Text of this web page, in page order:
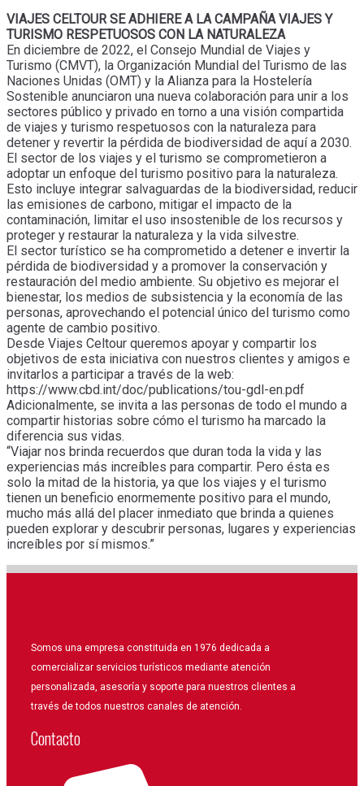
VIAJES CELTOUR SE ADHIERE A LA CAMPAÑA VIAJES Y
TURISMO RESPETUOSOS CON LA NATURALEZA
En diciembre de 2022, el Consejo Mundial de Viajes y
Turismo (CMVT), la Organización Mundial del Turismo de las
Naciones Unidas (OMT) y la Alianza para la Hostelería
Sostenible anunciaron una nueva colaboración para unir a los
sectores público y privado en torno a una visión compartida
de viajes y turismo respetuosos con la naturaleza para
detener y revertir la pérdida de biodiversidad de aquí a 2030.
El sector de los viajes y el turismo se comprometieron a
adoptar un enfoque del turismo positivo para la naturaleza.
Esto incluye integrar salvaguardas de la biodiversidad, reducir
las emisiones de carbono, mitigar el impacto de la
contaminación, limitar el uso insostenible de los recursos y
proteger y restaurar la naturaleza y la vida silvestre.
El sector turístico se ha comprometido a detener e invertir la
pérdida de biodiversidad y a promover la conservación y
restauración del medio ambiente. Su objetivo es mejorar el
bienestar, los medios de subsistencia y la economía de las
personas, aprovechando el potencial único del turismo como
agente de cambio positivo.
Desde Viajes Celtour queremos apoyar y compartir los
objetivos de esta iniciativa con nuestros clientes y amigos e
invitarlos a participar a través de la web:
https://www.cbd.int/doc/publications/tou-gdl-en.pdf
Adicionalmente, se invita a las personas de todo el mundo a
compartir historias sobre cómo el turismo ha marcado la
diferencia sus vidas.
“Viajar nos brinda recuerdos que duran toda la vida y las
experiencias más increíbles para compartir. Pero ésta es
solo la mitad de la historia, ya que los viajes y el turismo
tienen un beneficio enormemente positivo para el mundo,
mucho más allá del placer inmediato que brinda a quienes
pueden explorar y descubrir personas, lugares y experiencias
increíbles por sí mismos.”
Somos una empresa constituida en 1976 dedicada a
comercializar servicios turísticos mediante atención
personalizada, asesoría y soporte para nuestros clientes a
través de todos nuestros canales de atención.
Contacto